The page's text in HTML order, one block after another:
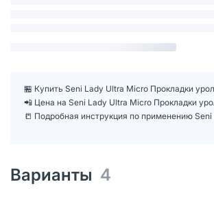
🏪 Купить Seni Lady Ultra Micro Прокладки
📲 Цена на Seni Lady Ultra Micro Прокладки
📒 Подробная инструкция по применению
Варианты 4